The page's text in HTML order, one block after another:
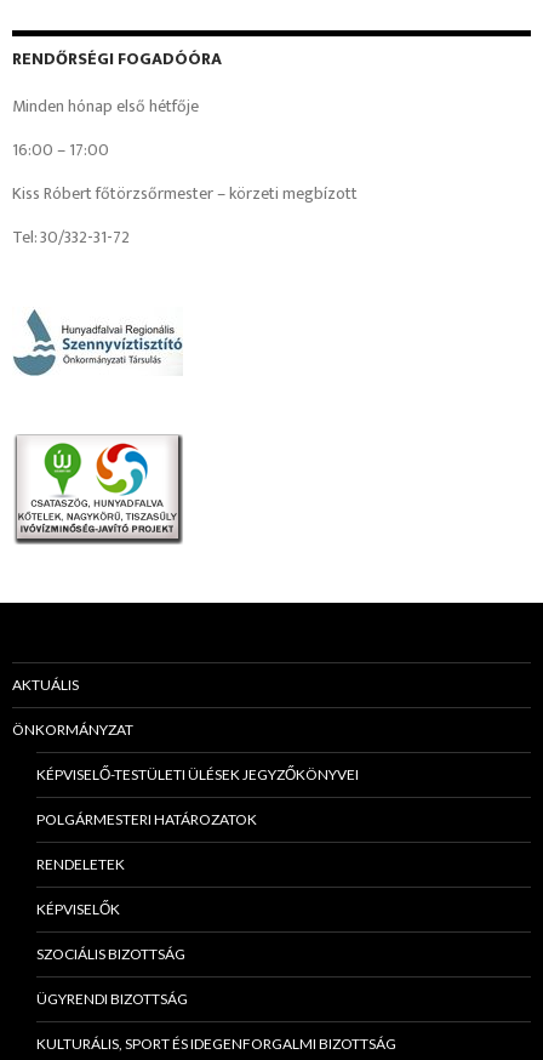
RENDŐRSÉGI FOGADÓÓRA
Minden hónap első hétfője
16:00 – 17:00
Kiss Róbert főtörzsőrmester – körzeti megbízott
Tel: 30/332-31-72
AKTUÁLIS
ÖNKORMÁNYZAT
KÉPVISELŐ-TESTÜLETI ÜLÉSEK JEGYZŐKÖNYVEI
POLGÁRMESTERI HATÁROZATOK
RENDELETEK
KÉPVISELŐK
SZOCIÁLIS BIZOTTSÁG
ÜGYRENDI BIZOTTSÁG
KULTURÁLIS, SPORT ÉS IDEGENFORGALMI BIZOTTSÁG